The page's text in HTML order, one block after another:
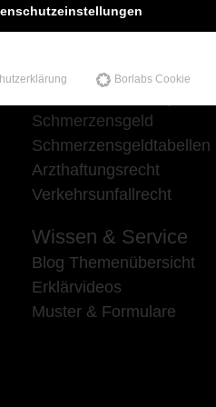
Unsere Schwerpunkte
Schmerzensgeld
Schmerzensgeldtabellen
Arzthaftungsrecht
Verkehrsunfallrecht
Wissen & Service
Blog Themenübersicht
Erklärvideos
Muster & Formulare
Borlabs Cookie